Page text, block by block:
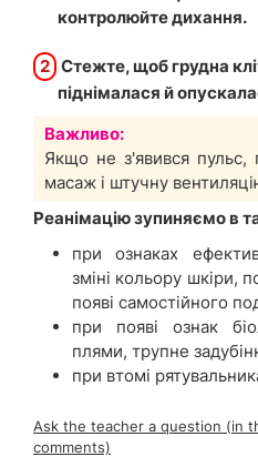
контролюйте дихання.
2 Стежте, щоб грудна
піднімалася й
Важливо:
Якщо не з'явився пульс,
масаж і штучну
Реанімацію зупиняємо в
при ознаках
зміні кольору шкіри,
появі самостійного
при появі ознак
плями, трупне
при втомі
Ask the teacher a question (in
comments)